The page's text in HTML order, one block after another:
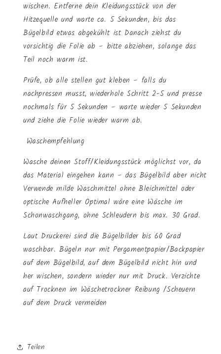
wischen. Entferne dein Kleidungsstück von der
Hitzequelle und warte ca. 5 Sekunden, bis das
Bügelbild etwas abgekühlt ist Danach ziehst du
vorsichtig die Folie ab – bitte abziehen, solange das
Teil noch warm ist.
Prüfe, ob alle stellen gut kleben – falls du
nachpressen musst, wiederhole Schritt 2-5 und presse
nochmals für 5 Sekunden – warte wieder 5 Sekunden
und ziehe die Folie wieder warm ab.
Waschempfehlung
Wasche deinen Stoff/Kleidungsstück möglichst vor, da
das Material eingehen kann – das Bügelbild aber nicht
Verwende milde Waschmittel ohne Bleichmittel oder
optische Aufheller Optimal wäre eine Wäsche im
Schonwaschgang, ohne Schleudern bis max. 30 Grad.
Laut Druckerei sind die Bügelbilder bis 60 Grad
waschbar. Bügeln nur mit Pergamentpapier/Backpapier
auf dem Bügelbild, auf dem Bügelbild nicht hin und
her wischen, sondern wieder nur mit Druck. Verzichte
auf Trocknen im Wäschetrockner Reibung /Scheuern
auf dem Druck vermeiden
Teilen